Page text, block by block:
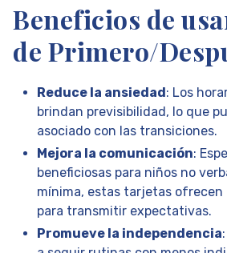
Beneficios de
de Primero/
Reduce la ansiedad: Los
brindan previsibilidad, lo que
asociado con las transiciones.
Mejora la comunicación:
beneficiosas para niños no
mínima, estas tarjetas ofrecen
para transmitir expectativas.
Promueve la independencia